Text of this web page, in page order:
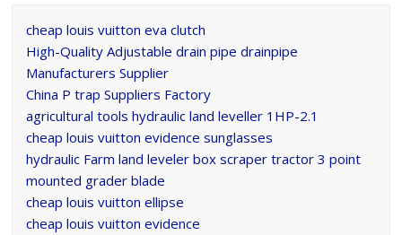
cheap louis vuitton eva clutch
High-Quality Adjustable drain pipe drainpipe
Manufacturers Supplier
China P trap Suppliers Factory
agricultural tools hydraulic land leveller 1HP-2.1
cheap louis vuitton evidence sunglasses
hydraulic Farm land leveler box scraper tractor 3 point
mounted grader blade
cheap louis vuitton ellipse
cheap louis vuitton evidence